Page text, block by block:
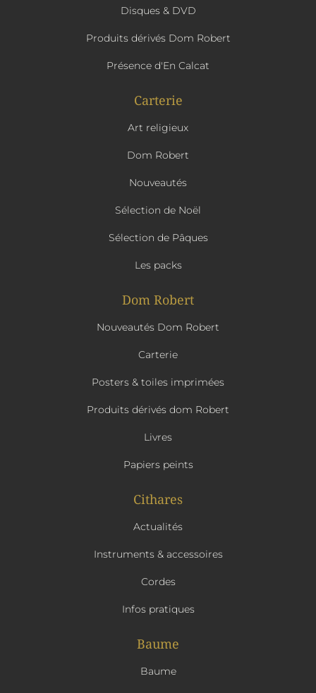
Disques & DVD
Produits dérivés Dom Robert
Présence d'En Calcat
Carterie
Art religieux
Dom Robert
Nouveautés
Sélection de Noël
Sélection de Pâques
Les packs
Dom Robert
Nouveautés Dom Robert
Carterie
Posters & toiles imprimées
Produits dérivés dom Robert
Livres
Papiers peints
Cithares
Actualités
Instruments & accessoires
Cordes
Infos pratiques
Baume
Baume